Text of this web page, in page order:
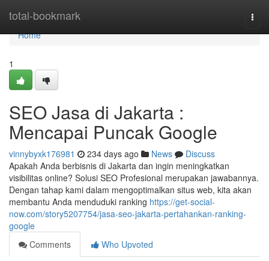
total-bookmark
Home
Home
1
SEO Jasa di Jakarta :
Mencapai Puncak Google
vinnybyxk176981 234 days ago News
Discuss
Apakah Anda berbisnis di Jakarta dan ingin meningkatkan
visibilitas online? Solusi SEO Profesional merupakan jawabannya.
Dengan tahap kami dalam mengoptimalkan situs web, kita akan
membantu Anda menduduki ranking https://get-social-
now.com/story5207754/jasa-seo-jakarta-pertahankan-ranking-
google
Comments
Who Upvoted